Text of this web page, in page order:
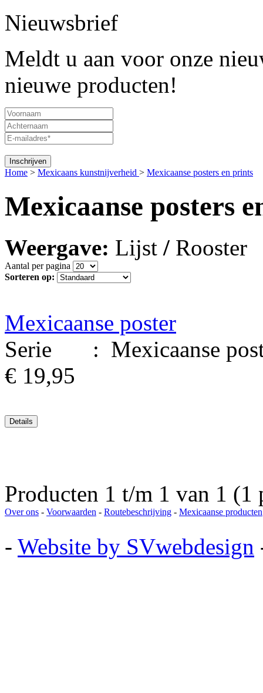
Nieuwsbrief
Meldt u aan voor onze
nieuwe producten!
Home > Mexicaans kunstnijverheid > Mexicaanse posters en prints
Mexicaanse posters
Weergave: Lijst / Rooster
Aantal per pagina
Sorteren op:
Mexicaanse poster
Serie : Mexicaanse
€ 19,95
Producten 1 t/m 1 van 1 (1
Over ons - Voorwaarden - Routebeschrijving - Mexicaanse producten
- Website by SVwebdesign